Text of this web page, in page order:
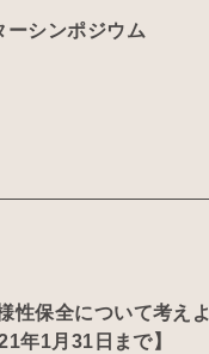
ーシンポジウム
保全について考えよ
年1月31日まで】